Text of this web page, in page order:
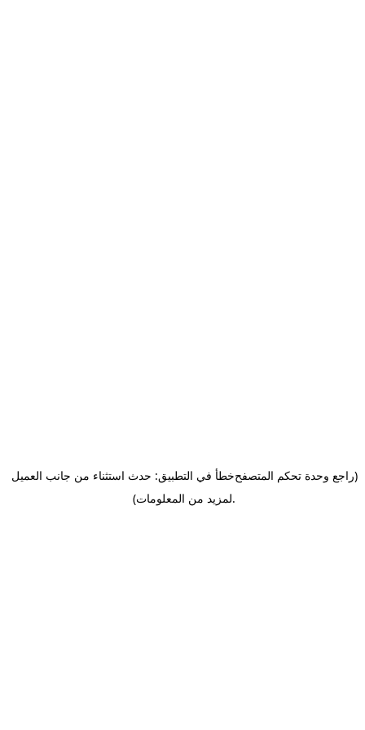
خطأ في التطبيق: حدث استثناء من جانب العميل(راجع وحدة تحكم المتصفح
لمزيد من المعلومات).